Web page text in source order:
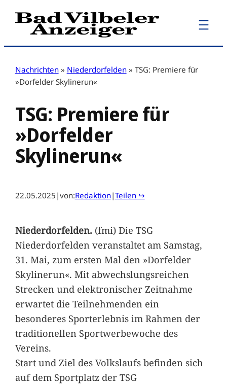
Zum
Inhalt
Nachrichten » Niederdorfelden » TSG: Premiere für
»Dorfelder Skylinerun«
TSG: Premiere für
»Dorfelder
Skylinerun«
22.05.2025 |von:Redaktion|Teilen ↪
Niederdorfelden.(fmi) Die TSG
Niederdorfelden veranstaltet am Samstag,
31. Mai, zum ersten Mal den »Dorfelder
Skylinerun«. Mit abwechslungsreichen
Strecken und elektronischer Zeitnahme
erwartet die Teilnehmenden ein
besonderes Sporterlebnis im Rahmen der
traditionellen Sportwerbewoche des
Vereins.
Start und Ziel des Volkslaufs befinden sich
auf dem Sportplatz der TSG